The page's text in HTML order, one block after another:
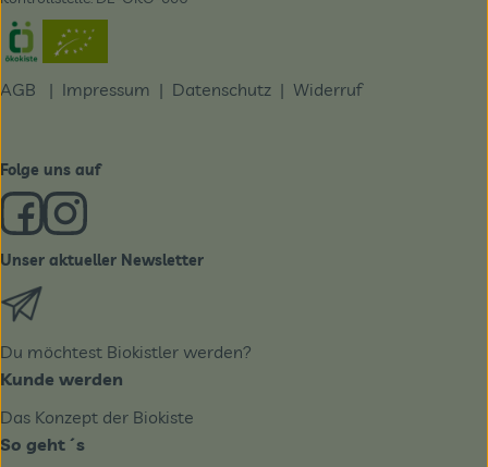
Externer Link zu https://www.oekokiste.de/
AGB | Impressum | Datenschutz | Widerruf
Folge uns auf
Externer Link zu https://www.facebook.com/derBiobote/
Externer Link zu https://www.instagram.com/
Unser aktueller Newsletter
Du möchtest Biokistler werden?
Kunde werden
Das Konzept der Biokiste
So geht´s